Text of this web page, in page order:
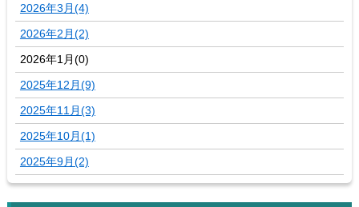
2026年3月(4)
2026年2月(2)
2026年1月(0)
2025年12月(9)
2025年11月(3)
2025年10月(1)
2025年9月(2)